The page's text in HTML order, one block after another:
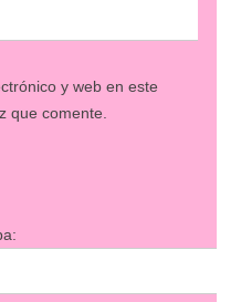
y web en este
que comente.